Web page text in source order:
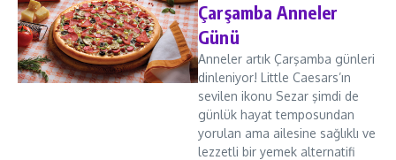
Çarşamba Anneler
Günü
Anneler artık Çarşamba günleri
dinleniyor! Little Caesars’ın
sevilen ikonu Sezar şimdi de
günlük hayat temposundan
yorulan ama ailesine sağlıklı ve
lezzetli bir yemek alternatifi